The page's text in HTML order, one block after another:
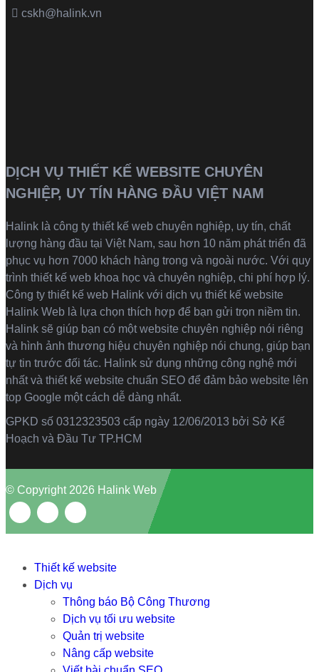
cskh@halink.vn
DỊCH VỤ THIẾT KẾ WEBSITE CHUYÊN
NGHIỆP, UY TÍN HÀNG ĐẦU VIỆT NAM
Halink là công ty thiết kế web chuyên nghiệp, uy tín, chất
lượng hàng đầu tại Việt Nam, sau hơn 10 năm phát triển đã
phục vụ hơn 7000 khách hàng trong và ngoài nước. Với quy
trình thiết kế web khoa học và chuyên nghiệp, chi phí hợp lý.
Công ty thiết kế web Halink với dịch vụ thiết kế website
Halink Web là lựa chọn thích hợp để bạn gửi trọn niềm tin.
Halink sẽ giúp bạn có một website chuyên nghiệp nói riêng
và hình ảnh thương hiệu chuyên nghiệp nói chung, giúp bạn
tự tin trước đối tác. Halink sử dụng những công nghệ mới
nhất và thiết kế website chuẩn SEO để đảm bảo website lên
top Google một cách dễ dàng nhất.
GPKD số 0312323503 cấp ngày 12/06/2013 bởi Sở Kế
Hoạch và Đầu Tư TP.HCM
© Copyright 2026 Halink Web
Thiết kế website
Dịch vụ
Thông báo Bộ Công Thương
Dịch vụ tối ưu website
Quản trị website
Nâng cấp website